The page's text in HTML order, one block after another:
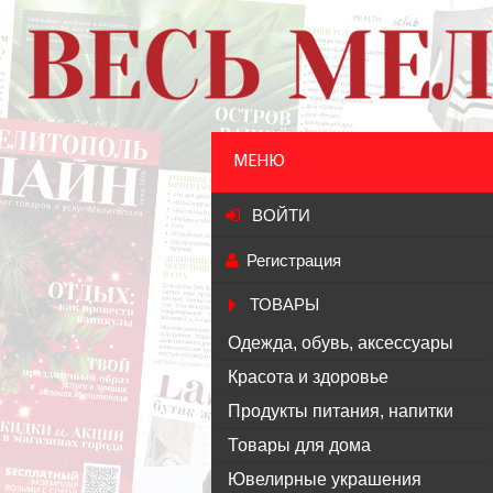
МЕНЮ
ВОЙТИ
Регистрация
ТОВАРЫ
Одежда, обувь, аксессуары
Красота и здоровье
Продукты питания, напитки
Товары для дома
Ювелирные украшения